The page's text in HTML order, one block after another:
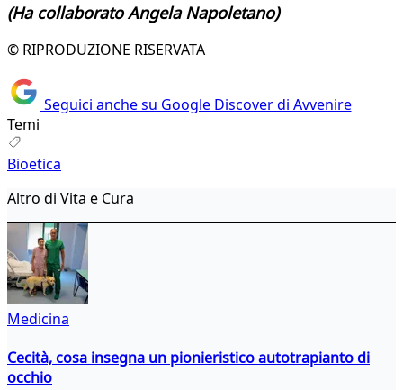
(Ha collaborato Angela Napoletano)
© RIPRODUZIONE RISERVATA
Seguici anche su Google Discover di Avvenire
Temi
Bioetica
Altro di Vita e Cura
Medicina
Cecità, cosa insegna un pionieristico autotrapianto di
occhio